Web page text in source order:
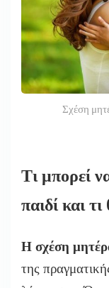
Σχέση
Τι μπορεί
παιδί και
Η σχέση
της